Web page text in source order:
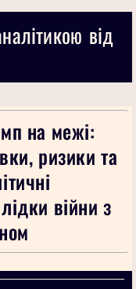
від
на межі:
ризики та
війни з